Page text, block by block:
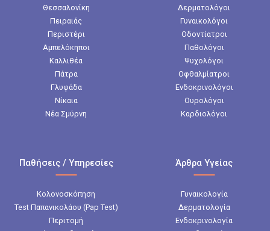
Θεσσαλονίκη
Πειραιάς
Περιστέρι
Αμπελόκηποι
Καλλιθέα
Πάτρα
Γλυφάδα
Νίκαια
Νέα Σμύρνη
Δερματολόγοι
Γυναικολόγοι
Οδοντίατροι
Παθολόγοι
Ψυχολόγοι
Οφθαλμίατροι
Ενδοκρινολόγοι
Ουρολόγοι
Καρδιολόγοι
Παθήσεις / Υπηρεσίες
Κολονοσκόπηση
Test Παπανικολάου (Pap Test)
Περιτομή
Άρθρα Υγείας
Γυναικολογία
Δερματολογία
Ενδοκρινολογία